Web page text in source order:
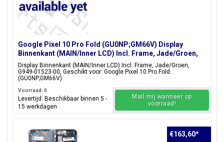
Google Pixel 10 Pro Fold (GU0NP;GM66V) Display
Binnenkant (MAIN/Inner LCD) Incl. Frame, Jade/Groen,
G949-01523-00
Display Binnenkant (MAIN/Inner LCD) Incl. Frame, Jade/Groen,
G949-01523-00, Geschikt voor: Google Pixel 10 Pro Fold
(GU0NP;GM66V)
Voorraad: 0
Levertijd: Beschikbaar binnen 5 -
15 werkdagen
Mail mij wanneer op
voorraad!
€163,60*